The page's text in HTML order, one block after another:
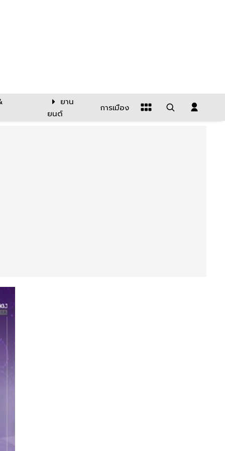
ยาน
ยนต์
การเมือง